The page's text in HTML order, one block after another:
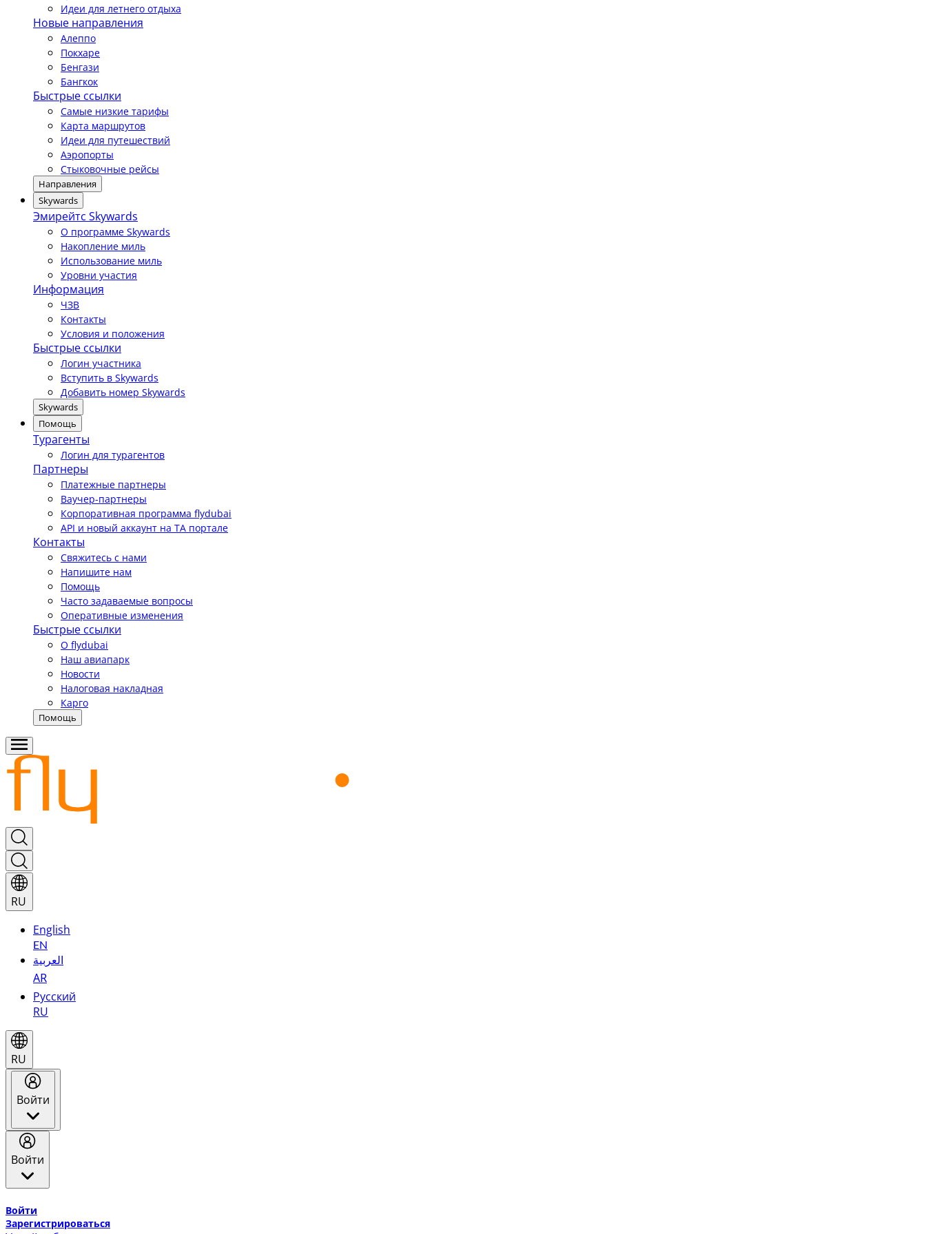
Идеи для летнего отдыха
Новые направления
Алеппо
Покхаре
Бенгази
Бангкок
Быстрые ссылки
Самые низкие тарифы
Карта маршрутов
Идеи для путешествий
Аэропорты
Стыковочные рейсы
Направления
Skywards
Эмирейтс Skywards
О программе Skywards
Накопление миль
Использование миль
Уровни участия
Информация
ЧЗВ
Контакты
Условия и положения
Быстрые ссылки
Логин участника
Вступить в Skywards
Добавить номер Skywards
Skywards
Помощь
Турагенты
Логин для турагентов
Партнеры
Платежные партнеры
Ваучер-партнеры
Корпоративная программа flydubai
API и новый аккаунт на TA портале
Контакты
Свяжитесь с нами
Напишите нам
Помощь
Часто задаваемые вопросы
Оперативные изменения
Быстрые ссылки
О flydubai
Наш авиапарк
Новости
Налоговая накладная
Карго
Помощь
RU
English
EN
العربية
AR
Русский
RU
RU
Войти
Войти
Войти
Зарегистрироваться